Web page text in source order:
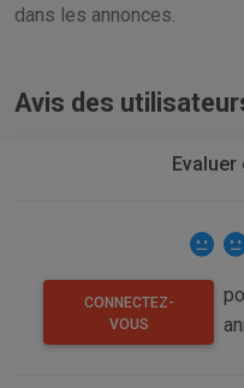
dans les annonces.
Avis des
CONNECTEZ-
VOUS